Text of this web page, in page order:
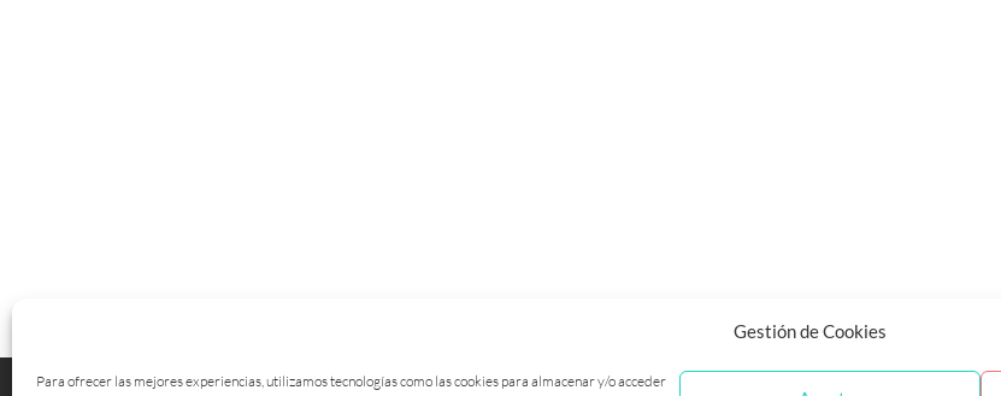
Gestión de Cookies
Para ofrecer las mejores experiencias, utilizamos tecnologías como las cookies para almacenar y/o acceder
Política de cookies (UE) Política de privacidad